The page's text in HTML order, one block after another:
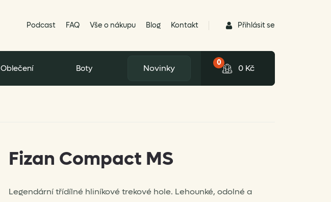
Podcast FAQ Vše o nákupu Blog Kontakt Přihlásit se
Oblečení Boty Novinky
0
0 Kč
Fizan Compact MS
Legendární třídílné hliníkové trekové hole. Lehounké, odolné a